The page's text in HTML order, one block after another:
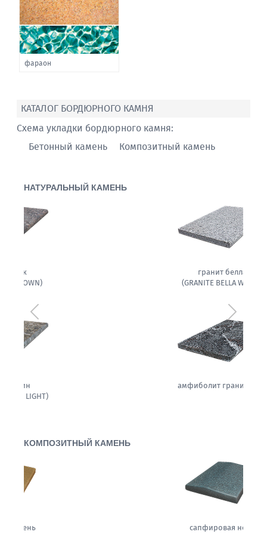
фараон
КАТАЛОГ БОРДЮРНОГО КАМНЯ
Схема укладки бордюрного камня:
Бетонный камень
Композитный камень
НАТУРАЛЬНЫЙ КАМЕНЬ
амфиболит гранитовый
Предыдущий
КОМПОЗИТНЫЙ КАМЕНЬ